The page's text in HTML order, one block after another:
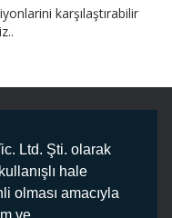
Ltd. Şti. olarak
hale
olması amacıyla
karşılaştırabilir
No:136 İç Kapı No :1
PK:34555